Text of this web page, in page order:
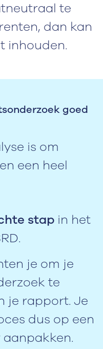
te
dan kan
inhouden.
goed
is om
een heel
stap in het
je om je
te
je rapport. Je
dus op een